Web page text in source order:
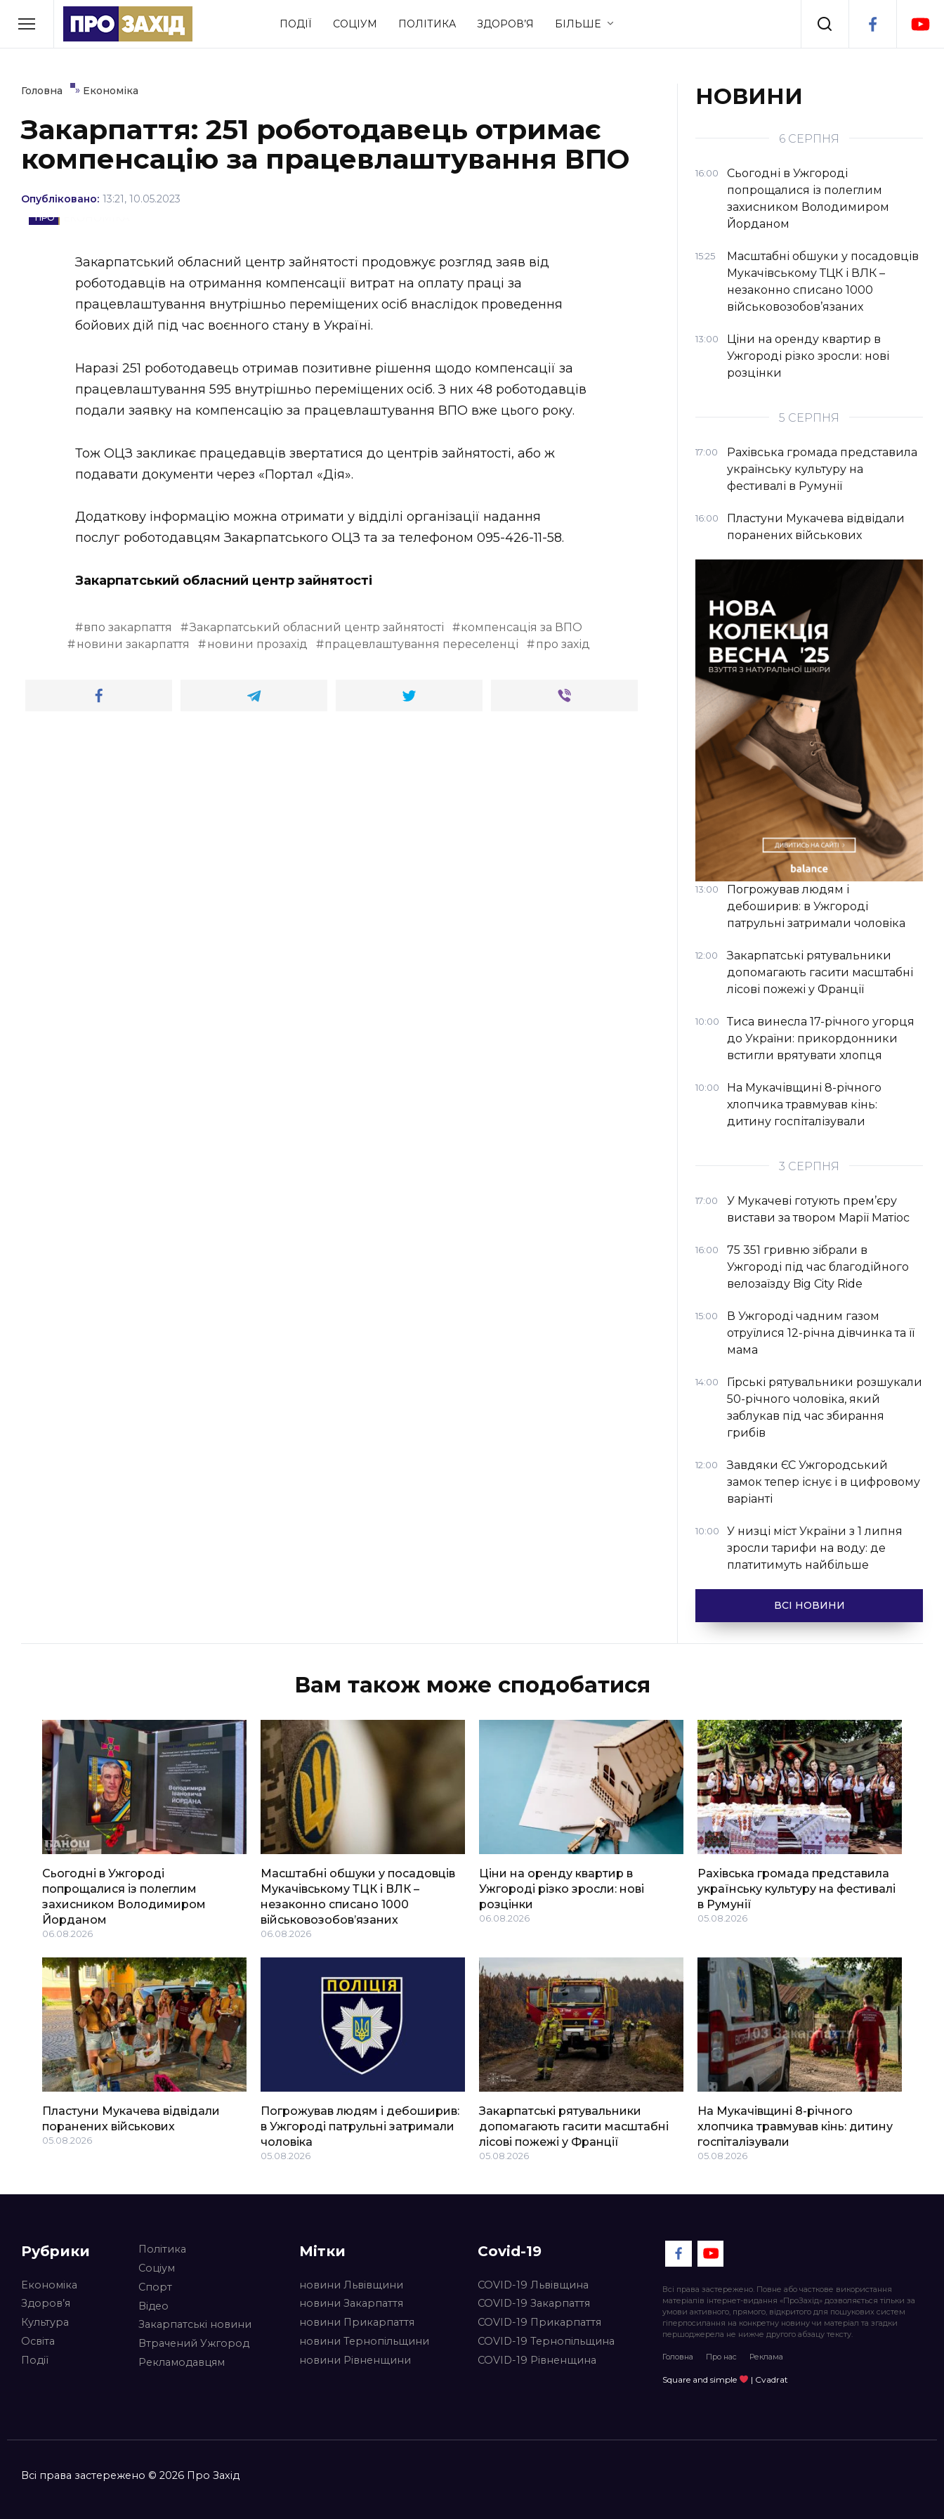
ПОДІЇ СОЦІУМ ПОЛІТИКА ЗДОРОВ’Я БІЛЬШЕ
РУБРИКИ
Економіка Події
Політика Соціум Спорт Стиль життя
Втрачений Ужгород
ЗАКАРПАТСЬКІ НОВИНИ
НОВИНИ ЗАХІДНОЇ УКРАЇНИ
ФОТО
ВІДЕО
Головна » Економіка
Закарпаття: 251 роботодавець отримає
компенсацію за працевлаштування ВПО
Опубліковано: 13:21, 10.05.2023
Закарпатський обласний центр зайнятості продовжує розгляд заяв від
роботодавців на отримання компенсації витрат на оплату праці за
працевлаштування внутрішньо переміщених осіб внаслідок проведення
бойових дій під час воєнного стану в Україні.
Наразі 251 роботодавець отримав позитивне рішення щодо компенсації за
працевлаштування 595 внутрішньо переміщених осіб. З них 48 роботодавців
подали заявку на компенсацію за працевлаштування ВПО вже цього року.
Тож ОЦЗ закликає працедавців звертатися до центрів зайнятості, або ж
подавати документи через «Портал «Дія».
Додаткову інформацію можна отримати у відділі організації надання
послуг роботодавцям Закарпатського ОЦЗ та за телефоном 095-426-11-58.
Закарпатський обласний центр зайнятості
впо закарпаття Закарпатський обласний центр зайнятості
компенсація за ВПО
новини закарпаття
новини прозахід працевлаштування переселенці про захід
НОВИНИ
6 СЕРПНЯ
16:00
Сьогодні в Ужгороді
попрощалися із полеглим
захисником Володимиром
Йорданом
15:25
Масштабні обшуки у посадовців
Мукачівському ТЦК і ВЛК –
незаконно списано 1000
військовозобов’язаних
13:00
Ціни на оренду квартир в
Ужгороді різко зросли: нові
розцінки
5 СЕРПНЯ
17:00
Рахівська громада представила
українську культуру на
фестивалі в Румунії
16:00
Пластуни Мукачева відвідали
поранених військових
13:00
Погрожував людям і
дебоширив: в Ужгороді
патрульні затримали чоловіка
12:00
Закарпатські рятувальники
допомагають гасити масштабні
лісові пожежі у Франції
10:00
Тиса винесла 17-річного угорця
до України: прикордонники
встигли врятувати хлопця
10:00
На Мукачівщині 8-річного
хлопчика травмував кінь:
дитину госпіталізували
3 СЕРПНЯ
17:00
У Мукачеві готують прем’єру
вистави за твором Марії Матіос
16:00
75 351 гривню зібрали в
Ужгороді під час благодійного
велозаїзду Big Сity Ride
15:00
В Ужгороді чадним газом
отруїлися 12-річна дівчинка та її
мама
14:00
Гірські рятувальники розшукали
50-річного чоловіка, який
заблукав під час збирання
грибів
12:00
Завдяки ЄС Ужгородський
замок тепер існує і в цифровому
варіанті
10:00
У низці міст України з 1 липня
зросли тарифи на воду: де
платитимуть найбільше
ВСІ НОВИНИ
Вам також може сподобатися
Сьогодні в Ужгороді
попрощалися із полеглим
захисником Володимиром
Йорданом
06.08.2026
Масштабні обшуки у посадовців
Мукачівському ТЦК і ВЛК –
незаконно списано 1000
військовозобов’язаних
06.08.2026
Ціни на оренду квартир в
Ужгороді різко зросли: нові
розцінки
06.08.2026
Рахівська громада представила
українську культуру на фестивалі
в Румунії
05.08.2026
Пластуни Мукачева відвідали
поранених військових
05.08.2026
Погрожував людям і дебоширив:
в Ужгороді патрульні затримали
чоловіка
05.08.2026
Закарпатські рятувальники
допомагають гасити масштабні
лісові пожежі у Франції
05.08.2026
На Мукачівщині 8-річного
хлопчика травмував кінь: дитину
госпіталізували
05.08.2026
Рубрики
Економіка
Здоров’я
Культура
Освіта
Події
Політика
Соціум
Спорт
Відео
Закарпатські новини
Втрачений Ужгород
Рекламодавцям
Мітки
новини Львівщини
новини Закарпаття
новини Прикарпаття
новини Тернопільщини
новини Рівненщини
Covid-19
COVID-19 Львівщина
COVID-19 Закарпаття
COVID-19 Прикарпаття
COVID-19 Тернопільщина
COVID-19 Рівненщина
Всі права застережено. Повне або часткове використання
матеріалів інтернет-видання «ПроЗахід» дозволяється тільки за
умови активного, прямого, відкритого для пошукових систем
гіперпосилання на конкретну новину чи матеріал та згадки
першоджерела не нижче другого абзацу тексту.
Головна Про нас Реклама
Square and simple | Cvadrat
Всі права застережено © 2026 Про Захід